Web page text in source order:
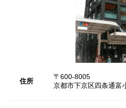
住所
〒600-8005
京都市下京区四条通富